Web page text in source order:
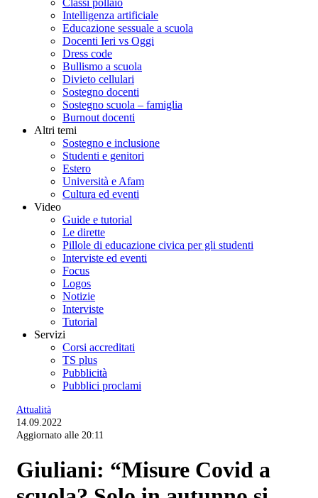
Classi pollaio
Intelligenza artificiale
Educazione sessuale a scuola
Docenti Ieri vs Oggi
Dress code
Bullismo a scuola
Divieto cellulari
Sostegno docenti
Sostegno scuola – famiglia
Burnout docenti
Altri temi
Sostegno e inclusione
Studenti e genitori
Estero
Università e Afam
Cultura ed eventi
Video
Guide e tutorial
Le dirette
Pillole di educazione civica per gli studenti
Interviste ed eventi
Focus
Logos
Notizie
Interviste
Tutorial
Servizi
Corsi accreditati
TS plus
Pubblicità
Pubblici proclami
Attualità
14.09.2022
Aggiornato alle 20:11
Giuliani: “Misure Covid a